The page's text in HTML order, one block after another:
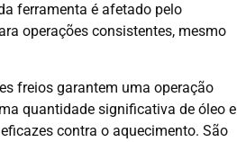
ferramenta é afetado pelo
operações consistentes, mesmo
freios garantem uma operação
quantidade significativa de óleo e
contra o aquecimento. São